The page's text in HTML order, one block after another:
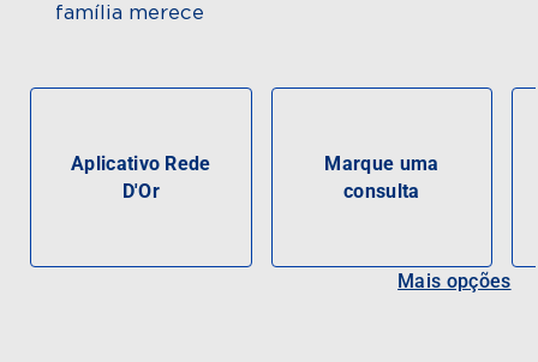
família merece
Aplicativo Rede
D'Or
Marque uma
consulta
Mais opções